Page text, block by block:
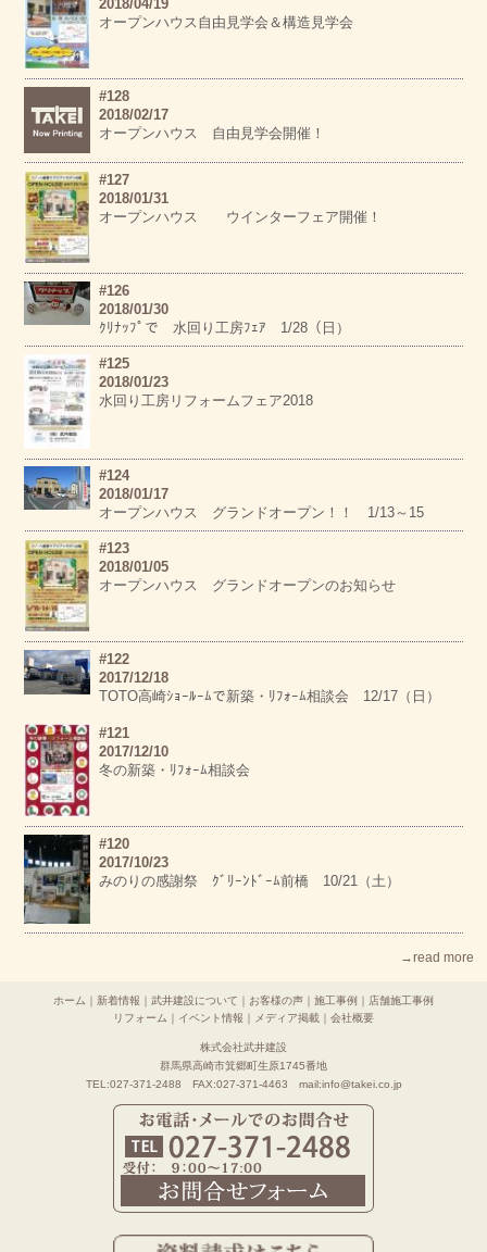
2018/04/19
オープンハウス自由見学会＆構造見学会
#128
2018/02/17
オープンハウス 自由見学会開催！
#127
2018/01/31
オープンハウス ウインターフェア開催！
#126
2018/01/30
ｸﾘﾅｯﾌﾟで 水回り工房ﾌｪｱ 1/28（日）
#125
2018/01/23
水回り工房リフォームフェア2018
#124
2018/01/17
オープンハウス グランドオープン！！ 1/13～15
#123
2018/01/05
オープンハウス グランドオープンのお知らせ
#122
2017/12/18
TOTO高崎ｼｮｰﾙｰﾑで新築・ﾘﾌｫｰﾑ相談会 12/17（日）
#121
2017/12/10
冬の新築・ﾘﾌｫｰﾑ相談会
#120
2017/10/23
みのりの感謝祭 ｸﾞﾘｰﾝﾄﾞｰﾑ前橋 10/21（土）
→read more
ホーム 新着情報 武井建設について お客様の声 施工事例
店舗施工事例
リフォーム
イベント情報 メディア掲載 会社概要
株式会社武井建設
群馬県高崎市箕郷町生原1745番地
TEL:027-371-2488 FAX:027-371-4463 mail:info@takei.co.jp